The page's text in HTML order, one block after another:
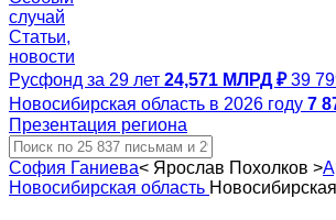
случай
Статьи,
новости
Русфонд за 29 лет 24,571 МЛРД ₽ 39
Новосибирская область в 2026 году 7
Презентация региона
София Ганиева< Ярослав Похолков >
Новосибирская область